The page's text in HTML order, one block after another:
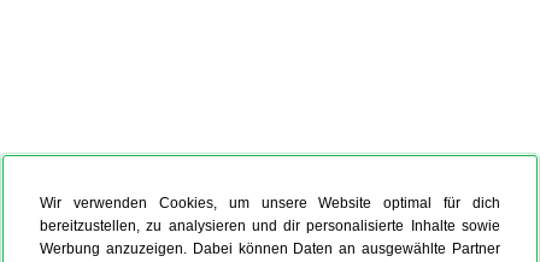
Wir verwenden Cookies, um unsere Website optimal für dich
bereitzustellen, zu analysieren und dir personalisierte Inhalte sowie
Werbung anzuzeigen. Dabei können Daten an ausgewählte Partner